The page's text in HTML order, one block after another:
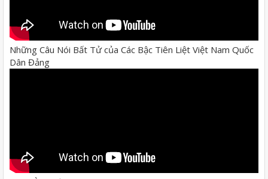
Những Câu Nói Bất Tử của Các Bậc Tiên Liệt Việt Nam Quốc
Dân Đảng